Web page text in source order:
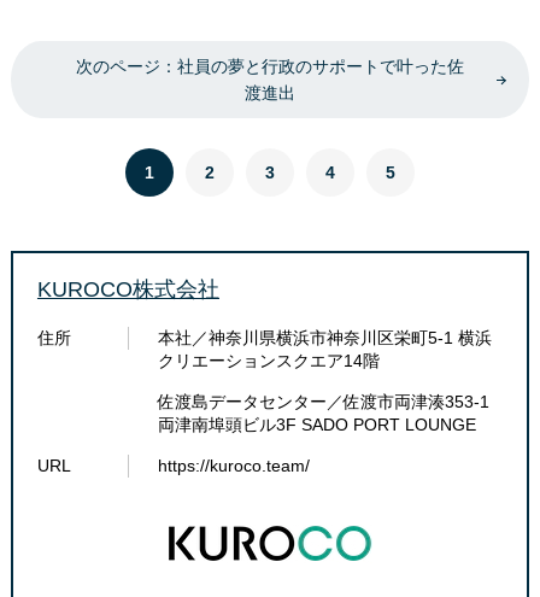
次のページ：社員の夢と行政のサポートで叶った佐
渡進出
1 2 3 4 5
KUROCO株式会社
住所
本社／神奈川県横浜市神奈川区栄町5-1 横浜
クリエーションスクエア14階
佐渡島データセンター／佐渡市両津湊353-1
両津南埠頭ビル3F SADO PORT LOUNGE​
URL https://kuroco.team/